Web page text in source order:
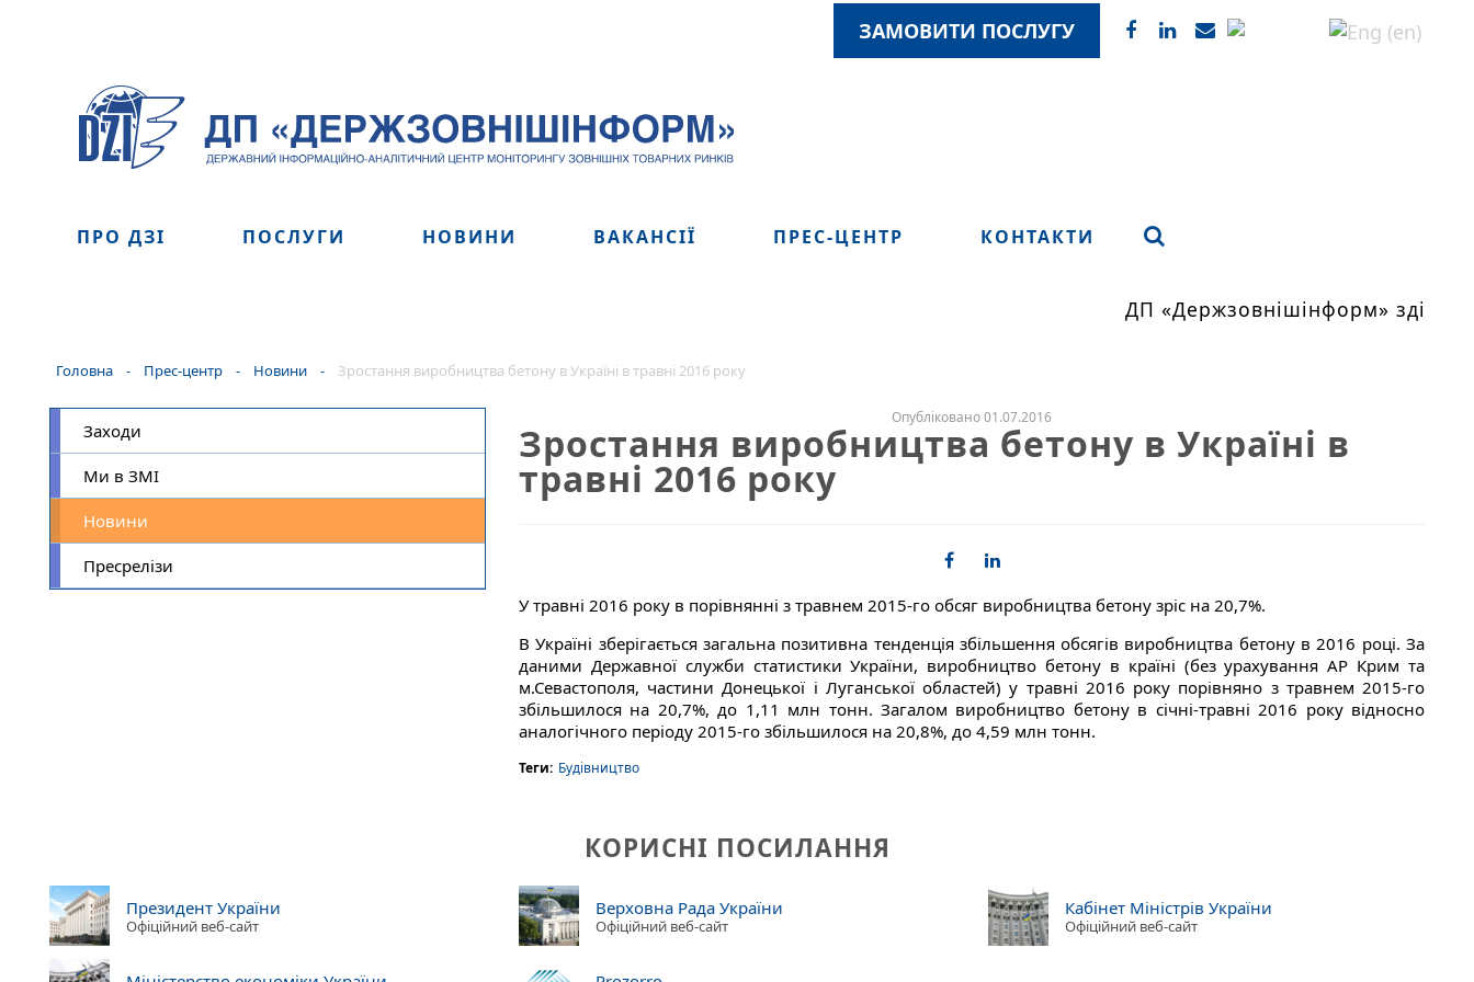
ЗАМОВИТИ ПОСЛУГУ
ПРО ДЗІ ПОСЛУГИ НОВИНИ ВАКАНСІЇ ПРЕС-ЦЕНТР КОНТАКТИ
ДП «Держзовнішінформ»
Головна - Прес-центр - Новини - Зростання виробництва бетону в Україні в травні 2016 року
Заходи
Ми в ЗМІ
Новини
Пресрелізи
Опубліковано 01.07.2016
Зростання виробництва бетону в Україні в
травні 2016 року
У травні 2016 року в порівнянні з травнем 2015-го обсяг виробництва бетону зріс на 20,7%.
В Україні зберігається загальна позитивна тенденція збільшення обсягів виробництва бетону в 2016 році. За
даними Державної служби статистики України, виробництво бетону в країні (без урахування АР Крим та
м.Севастополя, частини Донецької і Луганської областей) у травні 2016 року порівняно з травнем 2015-го
збільшилося на 20,7%, до 1,11 млн тонн. Загалом виробництво бетону в січні-травні 2016 року відносно
аналогічного періоду 2015-го збільшилося на 20,8%, до 4,59 млн тонн.
Теги: Будівництво
КОРИСНІ ПОСИЛАННЯ
Президент України
Офіційний веб-сайт
Верховна Рада України
Офіційний веб-сайт
Кабінет Міністрів України
Офіційний веб-сайт